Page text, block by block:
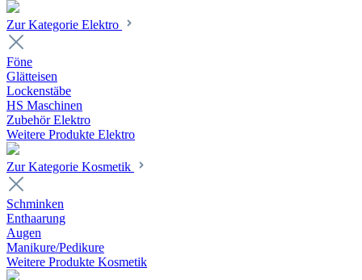
Zur Kategorie Elektro
Föne
Glätteisen
Lockenstäbe
HS Maschinen
Zubehör Elektro
Weitere Produkte Elektro
Zur Kategorie Kosmetik
Schminken
Enthaarung
Augen
Manikure/Pedikure
Weitere Produkte Kosmetik